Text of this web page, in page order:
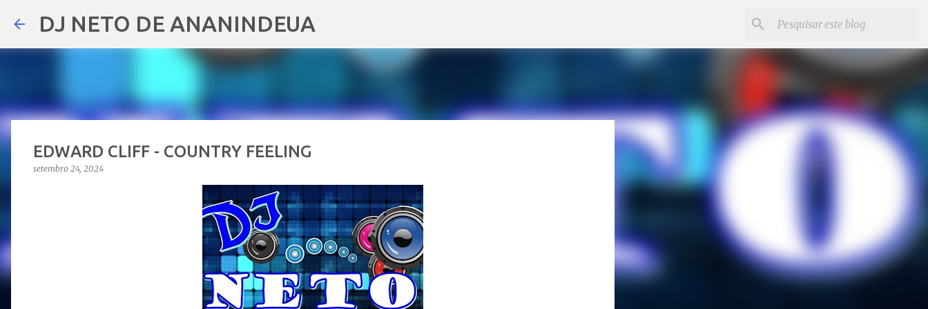
DJ NETO DE ANANINDEUA
EDWARD CLIFF - COUNTRY FEELING
setembro 24, 2024